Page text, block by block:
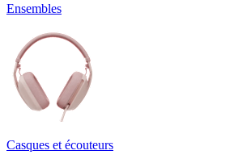
Ensembles
Casques et écouteurs